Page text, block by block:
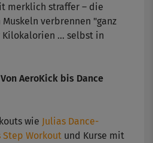
merklich straffer – die
verbrennen "ganz
... selbst in
AeroKick bis Dance
wie Julias Dance-
Step Workout und Kurse mit